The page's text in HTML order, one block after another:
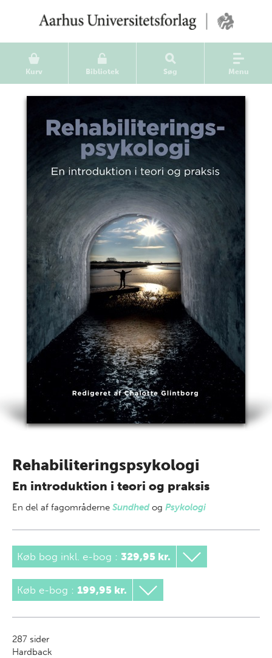
Kurv Bibliotek Søg Menu
Rehabiliteringspsykologi
En introduktion i teori og praksis
En del af fagområderne Sundhedog Psykologi
Køb bog inkl. e-bog : 329,95 kr.
Køb e-bog : 199,95 kr.
287 sider
Hardback